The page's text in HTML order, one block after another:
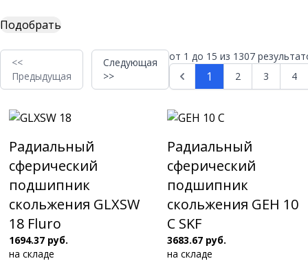
<<
Предыдущая
Следующая
>>
от 1 до 15 из 1307
1 2 3 4
Радиальный
сферический
подшипник
скольжения GLXSW
18 Fluro
1694.37 руб.
на складе
Радиальный
сферический
подшипник
скольжения GEH 10
C SKF
3683.67 руб.
на складе